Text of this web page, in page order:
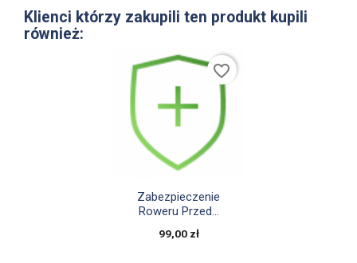
Klienci którzy zakupili ten produkt kupili
również:
Szybki podgląd
Zabezpieczenie
Roweru Przed...
99,00 zł
favorite_border